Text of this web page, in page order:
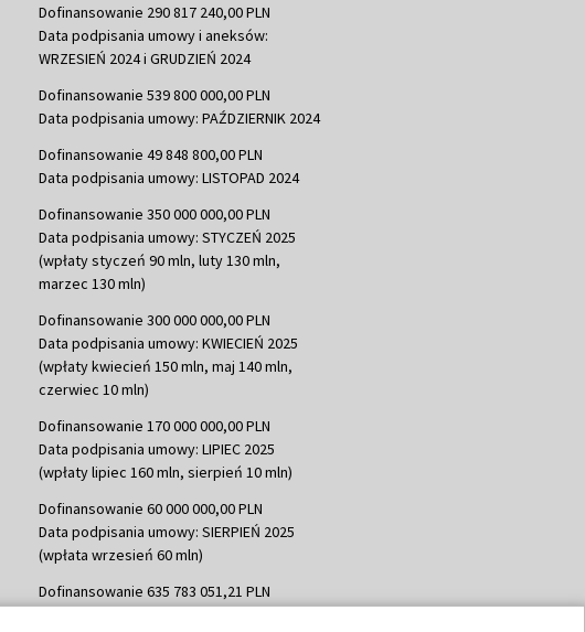
Dofinansowanie 290 817 240,00 PLN
Data podpisania umowy i aneksów:
WRZESIEŃ 2024 i GRUDZIEŃ 2024
Dofinansowanie 539 800 000,00 PLN
Data podpisania umowy: PAŹDZIERNIK 2024
Dofinansowanie 49 848 800,00 PLN
Data podpisania umowy: LISTOPAD 2024
Dofinansowanie 350 000 000,00 PLN
Data podpisania umowy: STYCZEŃ 2025
(wpłaty styczeń 90 mln, luty 130 mln,
marzec 130 mln)
Dofinansowanie 300 000 000,00 PLN
Data podpisania umowy: KWIECIEŃ 2025
(wpłaty kwiecień 150 mln, maj 140 mln,
czerwiec 10 mln)
Dofinansowanie 170 000 000,00 PLN
Data podpisania umowy: LIPIEC 2025
(wpłaty lipiec 160 mln, sierpień 10 mln)
Dofinansowanie 60 000 000,00 PLN
Data podpisania umowy: SIERPIEŃ 2025
(wpłata wrzesień 60 mln)
Dofinansowanie 635 783 051,21 PLN